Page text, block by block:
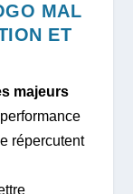
MAL
ET
majeurs
répercutent